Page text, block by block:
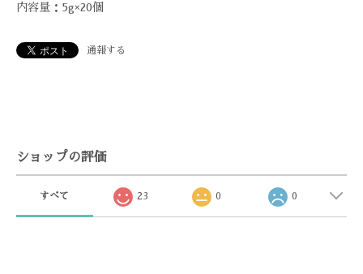
内容量：5g×20個
通報する
ショップの評価
すべて 23 0 0